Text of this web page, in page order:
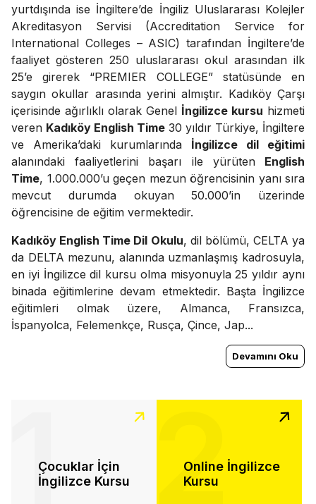
yurtdışında ise İngiltere’de İngiliz Uluslararası Kolejler
Akreditasyon Servisi (Accreditation Service for
International Colleges – ASIC) tarafından İngiltere’de
faaliyet gösteren 250 uluslararası okul arasından ilk
25’e girerek “PREMIER COLLEGE” statüsünde en
saygın okullar arasında yerini almıştır. Kadıköy Çarşı
içerisinde ağırlıklı olarak Genel İngilizce kursu hizmeti
veren Kadıköy English Time 30 yıldır Türkiye, İngiltere
ve Amerika’daki kurumlarında İngilizce dil eğitimi
alanındaki faaliyetlerini başarı ile yürütenEnglish
Time, 1.000.000’u geçen mezun öğrencisinin yanı sıra
mevcut durumda okuyan 50.000’in üzerinde
öğrencisine de eğitim vermektedir.
Kadıköy English Time Dil Okulu, dil bölümü, CELTA ya
da DELTA mezunu, alanında uzmanlaşmış kadrosuyla,
en iyi İngilizce dil kursu olma misyonuyla 25 yıldır aynı
binada eğitimlerine devam etmektedir. Başta İngilizce
eğitimleri olmak üzere, Almanca, Fransızca,
İspanyolca, Felemenkçe, Rusça, Çince, Jap...
Devamını Oku
Çocuklar İçin
İngilizce Kursu
1
Online İngilizce
Kursu
2